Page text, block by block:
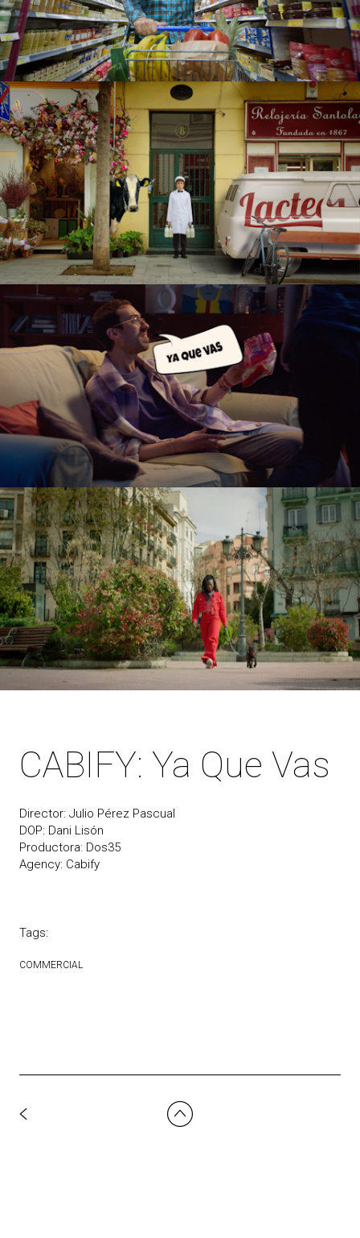
CABIFY: Ya Que Vas
Director: Julio Pérez Pascual
DOP: Dani Lisón
Productora: Dos35
Agency: Cabify
Tags:
COMMERCIAL